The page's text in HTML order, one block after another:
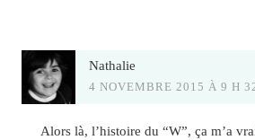
Nathalie
4 NOVEMBRE 2015 À 9 H
Alors là, l’histoire du “W”, ça m’a